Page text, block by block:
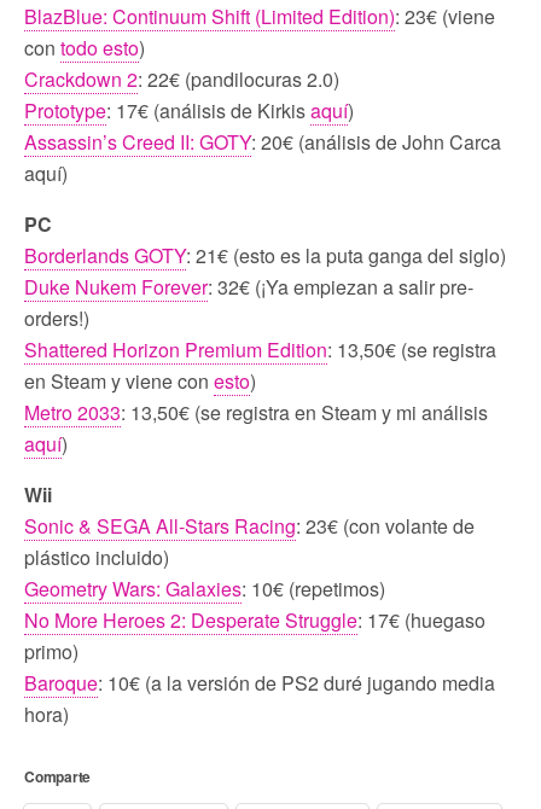
BlazBlue: Continuum Shift (Limited Edition): 23€ (viene
con todo esto)
Crackdown 2: 22€ (pandilocuras 2.0)
Prototype: 17€ (análisis de Kirkisaquí)
Assassin’s Creed II: GOTY: 20€ (análisis de John Carca
aquí)
PC
Borderlands GOTY: 21€ (esto es la puta ganga del siglo)
Duke Nukem Forever: 32€ (¡Ya empiezan a salir pre-
orders!)
Shattered Horizon Premium Edition: 13,50€ (se registra
en Steam y viene con esto)
Metro 2033: 13,50€ (se registra en Steam y mi análisis
aquí)
Wii
Sonic & SEGA All-Stars Racing: 23€ (con volante de
plástico incluido)
Geometry Wars: Galaxies: 10€ (repetimos)
No More Heroes 2: Desperate Struggle: 17€ (huegaso
primo)
Baroque: 10€ (a la versión de PS2 duré jugando media
hora)
Comparte